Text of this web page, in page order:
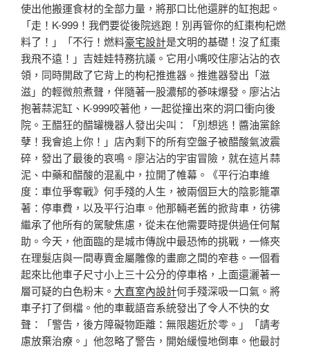
使出他搬運食材的全部力量，將那口比他還胖的缸抱起。
「走！K-999！我們要從後院逃跑！別再管你的紅棗枸杞燃
料了！」「不行！燃料豪宅設計是文明的基礎！沒了紅棗
我飛不遠！」吉娃娃特務抗議。它用小嘴咬住廖沾沾的衣
領，同時開啟了它背上的枸杞推進器。推進器發出「滋
滋」的輕微煎煮聲，伴隨著一股濃郁的蔘味爆發。廖沾沾
抱著蒜泥缸、K-999咬著他，一起從撞出來的洞口衝向後
院。王醋狂的醋罐機器人發出尖叫：「別想逃！醬油黨餘
孽！我會追上你！」店內剩下的所有空盤子被醋酸氣波震
碎，發出了最後的哀鳴。廖沾沾的宇宙冒險，就在這片蒜
泥、中藥和醋酸的混亂中，拉開了帷幕。《平行泊車維
度：車位爭奪戰》何手殘的人生，被兩個巨大的陰影籠罩
著：停車費，以及平行泊車。他那輛老舊的掀背車，彷彿
繼承了他所有的駕駛焦慮，從未在他需要時提供過任何幫
助。今天，他面臨的是城市傳說中最恐怖的挑戰，一條夾
在理髮店與一間專賣金屬雕像的畫廊之間的窄巷。一個看
起來比他車子尺寸小上三十公分的停車格，上面還灑著一
層可疑的白色粉末。 大直室內設計何手殘深吸一口氣。將
車子打了倒檔。他的車載語音系統發出了令人不快的女
聲：「警告，後方障礙物距離：無限趨近於零。」「請考
慮放棄治療。」他忽略了警告，開始緩慢地倒車。他最討